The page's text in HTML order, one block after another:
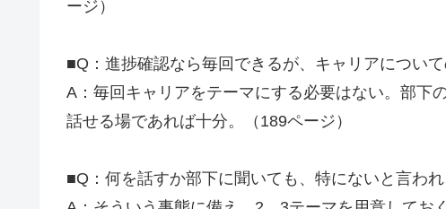
ージ）
■Q：進捗確認なら毎回できるが、キャリアについ
A：毎回キャリアをテーマにする必要はない。部下
話せる場であれば十分。（189ページ）
■Q：何を話すか部下に聞いても、特にないと言われ